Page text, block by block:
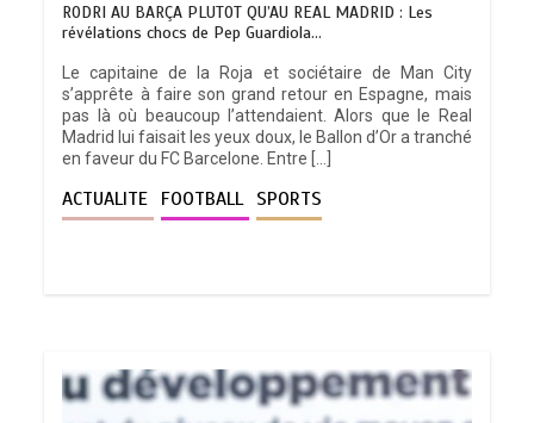
RODRI AU BARÇA PLUTOT QU’AU REAL MADRID : Les
révélations chocs de Pep Guardiola…
Le capitaine de la Roja et sociétaire de Man City
s’apprête à faire son grand retour en Espagne, mais
pas là où beaucoup l’attendaient. Alors que le Real
Madrid lui faisait les yeux doux, le Ballon d’Or a tranché
en faveur du FC Barcelone. Entre […]
ACTUALITE FOOTBALL SPORTS